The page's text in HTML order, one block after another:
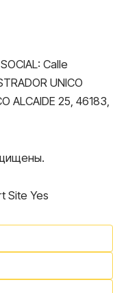
Calle
UNICO
ALCAIDE 25, 46183,
Site Yes